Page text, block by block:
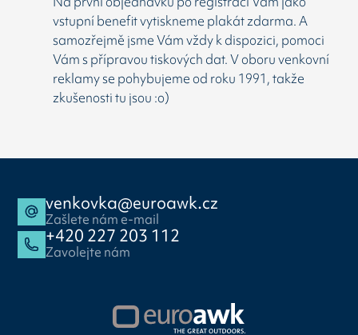
vstupní benefit vytiskneme plakát zdarma. A
samozřejmě jsme Vám vždy k dispozici, pomoci
Vám s přípravou tiskových dat. V oboru venkovní
reklamy se pohybujeme od roku 1991, takže
zkušenosti tu jsou :o)
venkovka@euroawk.cz
Zašlete nám e-mail
+420 227 203 112
Zavolejte nám